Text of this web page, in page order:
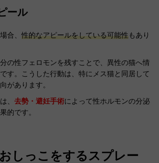
ール
合、 性的なアピールをしている可能性もあり
の性フェロモンを残すことで、異性の猫へ情
す。こうした行動は、特にメス猫と同居して
があります。
、 去勢・避妊手術によって性ホルモンの分泌
的です。
しっこをするスプレー